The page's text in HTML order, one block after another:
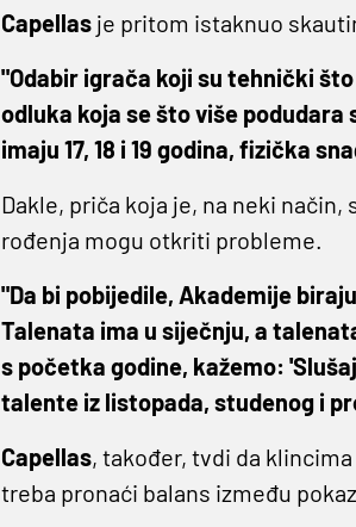
Capellas je pritom istaknuo
"Odabir igrača koji su tehnički
odluka koja se što više
imaju 17, 18 i 19 godina, fizička
Dakle, priča koja je, na neki
rođenja mogu otkriti probleme.
"Da bi pobijedile, Akademije
Talenata ima u siječnju, a
s početka godine, kažemo:
talente iz listopada, studenog i
Capellas, također, tvdi da
treba pronaći balans između